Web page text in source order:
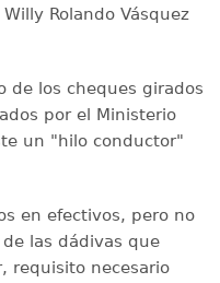
Rolando Vásquez
de los cheques girados
por el Ministerio
un "hilo conductor"
en efectivos, pero no
las dádivas que
requisito necesario